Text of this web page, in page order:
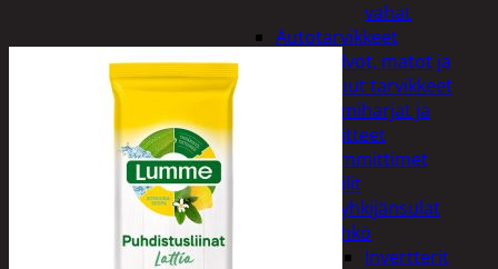
vahat
Autotarvikkeet
Kalvot, matot ja
muut tarvikkeet
Lumiharjat ja
peitteet
Lämmittimet
Peilit
Pyyhkijänsulat
Sähkö
Invertterit